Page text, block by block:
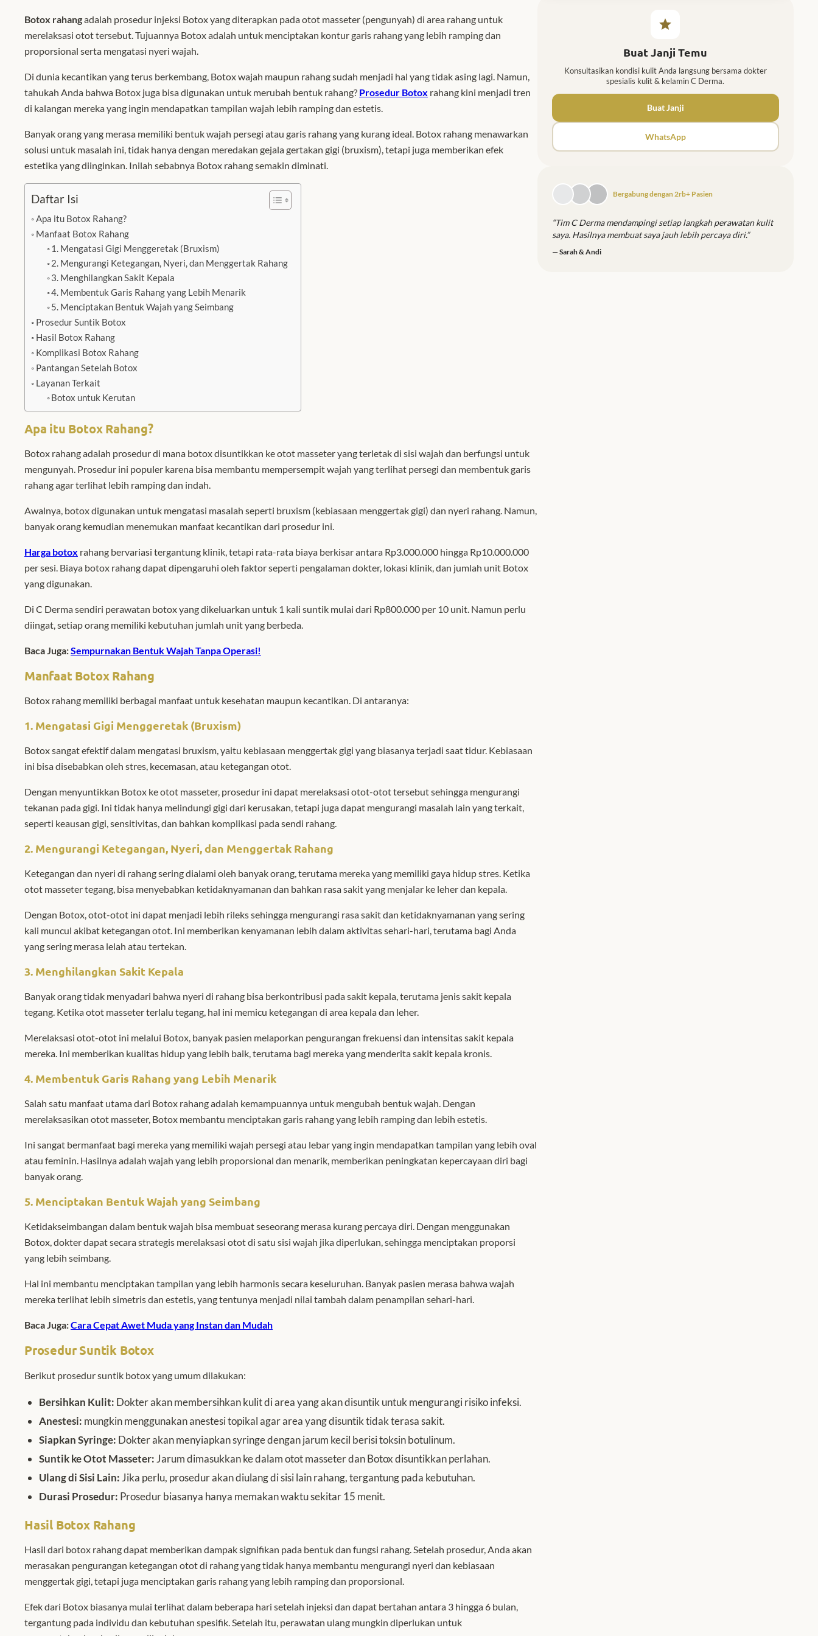
Botox rahangadalah prosedur injeksi Botox yang diterapkan pada otot masseter (pengunyah) di area rahang untuk
merelaksasi otot tersebut. Tujuannya Botox adalah untuk menciptakan kontur garis rahang yang lebih ramping dan
proporsional serta mengatasi nyeri wajah.
Di dunia kecantikan yang terus berkembang, Botox wajah maupun rahang sudah menjadi hal yang tidak asing lagi. Namun,
tahukah Anda bahwa Botox juga bisa digunakan untuk merubah bentuk rahang? Prosedur Botox rahang kini menjadi tren
di kalangan mereka yang ingin mendapatkan tampilan wajah lebih ramping dan estetis.
Banyak orang yang merasa memiliki bentuk wajah persegi atau garis rahang yang kurang ideal. Botox rahang menawarkan
solusi untuk masalah ini, tidak hanya dengan meredakan gejala gertakan gigi (bruxism), tetapi juga memberikan efek
estetika yang diinginkan. Inilah sebabnya Botox rahang semakin diminati.
Daftar Isi
Apa itu Botox Rahang?
Manfaat Botox Rahang
1. Mengatasi Gigi Menggeretak (Bruxism)
2. Mengurangi Ketegangan, Nyeri, dan Menggertak Rahang
3. Menghilangkan Sakit Kepala
4. Membentuk Garis Rahang yang Lebih Menarik
5. Menciptakan Bentuk Wajah yang Seimbang
Prosedur Suntik Botox
Hasil Botox Rahang
Komplikasi Botox Rahang
Pantangan Setelah Botox
Layanan Terkait
Botox untuk Kerutan
Apa itu Botox Rahang?
Botox rahang adalah prosedur di mana botox disuntikkan ke otot masseter yang terletak di sisi wajah dan berfungsi untuk
mengunyah. Prosedur ini populer karena bisa membantu mempersempit wajah yang terlihat persegi dan membentuk garis
rahang agar terlihat lebih ramping dan indah.
Awalnya, botox digunakan untuk mengatasi masalah seperti bruxism (kebiasaan menggertak gigi) dan nyeri rahang. Namun,
banyak orang kemudian menemukan manfaat kecantikan dari prosedur ini.
Harga botox rahang bervariasi tergantung klinik, tetapi rata-rata biaya berkisar antara Rp3.000.000 hingga Rp10.000.000
per sesi. Biaya botox rahang dapat dipengaruhi oleh faktor seperti pengalaman dokter, lokasi klinik, dan jumlah unit Botox
yang digunakan.
Di C Derma sendiri perawatan botox yang dikeluarkan untuk 1 kali suntik mulai dari Rp800.000 per 10 unit. Namun perlu
diingat, setiap orang memiliki kebutuhan jumlah unit yang berbeda.
Baca Juga:Sempurnakan Bentuk Wajah Tanpa Operasi!
Manfaat Botox Rahang
Botox rahang memiliki berbagai manfaat untuk kesehatan maupun kecantikan. Di antaranya:
1. Mengatasi Gigi Menggeretak (Bruxism)
Botox sangat efektif dalam mengatasi bruxism, yaitu kebiasaan menggertak gigi yang biasanya terjadi saat tidur. Kebiasaan
ini bisa disebabkan oleh stres, kecemasan, atau ketegangan otot.
Dengan menyuntikkan Botox ke otot masseter, prosedur ini dapat merelaksasi otot-otot tersebut sehingga mengurangi
tekanan pada gigi. Ini tidak hanya melindungi gigi dari kerusakan, tetapi juga dapat mengurangi masalah lain yang terkait,
seperti keausan gigi, sensitivitas, dan bahkan komplikasi pada sendi rahang.
2. Mengurangi Ketegangan, Nyeri, dan Menggertak Rahang
Ketegangan dan nyeri di rahang sering dialami oleh banyak orang, terutama mereka yang memiliki gaya hidup stres. Ketika
otot masseter tegang, bisa menyebabkan ketidaknyamanan dan bahkan rasa sakit yang menjalar ke leher dan kepala.
Dengan Botox, otot-otot ini dapat menjadi lebih rileks sehingga mengurangi rasa sakit dan ketidaknyamanan yang sering
kali muncul akibat ketegangan otot. Ini memberikan kenyamanan lebih dalam aktivitas sehari-hari, terutama bagi Anda
yang sering merasa lelah atau tertekan.
3. Menghilangkan Sakit Kepala
Banyak orang tidak menyadari bahwa nyeri di rahang bisa berkontribusi pada sakit kepala, terutama jenis sakit kepala
tegang. Ketika otot masseter terlalu tegang, hal ini memicu ketegangan di area kepala dan leher.
Merelaksasi otot-otot ini melalui Botox, banyak pasien melaporkan pengurangan frekuensi dan intensitas sakit kepala
mereka. Ini memberikan kualitas hidup yang lebih baik, terutama bagi mereka yang menderita sakit kepala kronis.
4. Membentuk Garis Rahang yang Lebih Menarik
Salah satu manfaat utama dari Botox rahang adalah kemampuannya untuk mengubah bentuk wajah. Dengan
merelaksasikan otot masseter, Botox membantu menciptakan garis rahang yang lebih ramping dan lebih estetis.
Ini sangat bermanfaat bagi mereka yang memiliki wajah persegi atau lebar yang ingin mendapatkan tampilan yang lebih oval
atau feminin. Hasilnya adalah wajah yang lebih proporsional dan menarik, memberikan peningkatan kepercayaan diri bagi
banyak orang.
5. Menciptakan Bentuk Wajah yang Seimbang
Ketidakseimbangan dalam bentuk wajah bisa membuat seseorang merasa kurang percaya diri. Dengan menggunakan
Botox, dokter dapat secara strategis merelaksasi otot di satu sisi wajah jika diperlukan, sehingga menciptakan proporsi
yang lebih seimbang.
Hal ini membantu menciptakan tampilan yang lebih harmonis secara keseluruhan. Banyak pasien merasa bahwa wajah
mereka terlihat lebih simetris dan estetis, yang tentunya menjadi nilai tambah dalam penampilan sehari-hari.
Baca Juga:Cara Cepat Awet Muda yang Instan dan Mudah
Prosedur Suntik Botox
Berikut prosedur suntik botox yang umum dilakukan:
Bersihkan Kulit: Dokter akan membersihkan kulit di area yang akan disuntik untuk mengurangi risiko infeksi.
Anestesi: mungkin menggunakan anestesi topikal agar area yang disuntik tidak terasa sakit.
Siapkan Syringe: Dokter akan menyiapkan syringe dengan jarum kecil berisi toksin botulinum.
Suntik ke Otot Masseter: Jarum dimasukkan ke dalam otot masseter dan Botox disuntikkan perlahan.
Ulang di Sisi Lain: Jika perlu, prosedur akan diulang di sisi lain rahang, tergantung pada kebutuhan.
Durasi Prosedur: Prosedur biasanya hanya memakan waktu sekitar 15 menit.
Hasil Botox Rahang
Hasil dari botox rahang dapat memberikan dampak signifikan pada bentuk dan fungsi rahang. Setelah prosedur, Anda akan
merasakan pengurangan ketegangan otot di rahang yang tidak hanya membantu mengurangi nyeri dan kebiasaan
menggertak gigi, tetapi juga menciptakan garis rahang yang lebih ramping dan proporsional.
Efek dari Botox biasanya mulai terlihat dalam beberapa hari setelah injeksi dan dapat bertahan antara 3 hingga 6 bulan,
tergantung pada individu dan kebutuhan spesifik.Setelah itu, perawatan ulang mungkin diperlukan untuk
Buat Janji Temu
Konsultasikan kondisi kulit Anda langsung bersama dokter
spesialis kulit & kelamin C Derma.
Buat Janji
WhatsApp
Bergabung dengan 2rb+ Pasien
“Tim C Derma mendampingi setiap langkah perawatan kulit
saya. Hasilnya membuat saya jauh lebih percaya diri.”
— Sarah & Andi